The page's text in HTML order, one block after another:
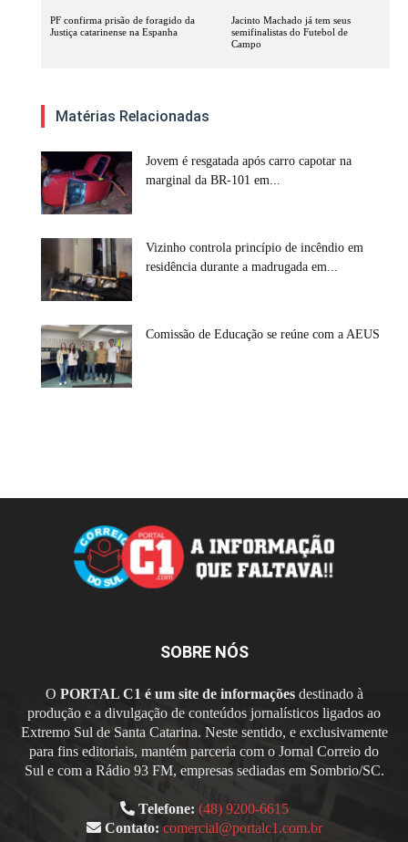
PF confirma prisão de foragido da
Justiça catarinense na Espanha
Jacinto Machado já tem seus
semifinalistas do Futebol de
Campo
Matérias Relacionadas
Jovem é resgatada após carro capotar na
marginal da BR-101 em...
Vizinho controla princípio de incêndio em
residência durante a madrugada em...
Comissão de Educação se reúne com a AEUS
SOBRE NÓS
O PORTAL C1 é um site de informaçõesdestinado à
produção e a divulgação de conteúdos jornalísticos ligados ao
Extremo Sul de Santa Catarina. Neste sentido, e exclusivamente
para fins editoriais, mantém parceria com o Jornal Correio do
Sul e com a Rádio 93 FM, empresas sediadas em Sombrio/SC.
Telefone: (48) 9200-6615
Contato: comercial@portalc1.com.br